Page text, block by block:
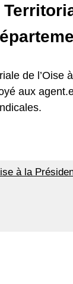
de l’Oise
aux
à la